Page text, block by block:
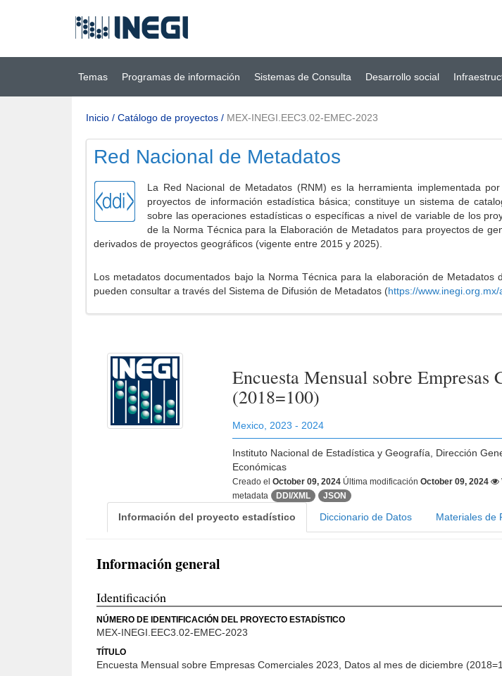
principal
(INEGI)
Temas Programas de información Sistemas de Consulta Desarrollo social
Inicio / Catálogo de proyectos / MEX-INEGI.EEC3.02-EMEC-2023
Red Nacional de Metadatos
La Red Nacional de Metadatos (RNM) es la herramienta implementada
proyectos de información estadística básica; constituye un sistema de
sobre las operaciones estadísticas o específicas a nivel de variable de los
de la Norma Técnica para la Elaboración de Metadatos para proyectos de
derivados de proyectos geográficos (vigente entre 2015 y 2025).
Los metadatos documentados bajo la Norma Técnica para la elaboración de
pueden consultar a través del Sistema de Difusión de Metadatos (https://
Encuesta Mensual sobre
(2018=100)
Mexico 2023 - 2024
Instituto Nacional de Estadística y Geografía, Dirección
Económicas
Creado elOctober 09, 2024 Última modificaciónOctober 09, 2024
metadata
DDI/XML JSON
Información del proyecto estadístico Diccionario de Datos Materiales de
Información general
Identificación
NÚMERO DE IDENTIFICACIÓN DEL PROYECTO ESTADÍSTICO
MEX-INEGI.EEC3.02-EMEC-2023
TÍTULO
Encuesta Mensual sobre Empresas Comerciales 2023, Datos al mes de diciembre